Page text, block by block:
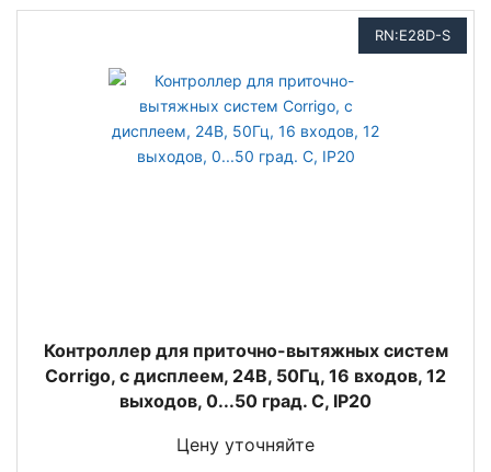
RN:E28D-S
Контроллер для приточно-вытяжных систем
Corrigo, с дисплеем, 24В, 50Гц, 16 входов, 12
выходов, 0...50 град. C, IP20
Цену уточняйте